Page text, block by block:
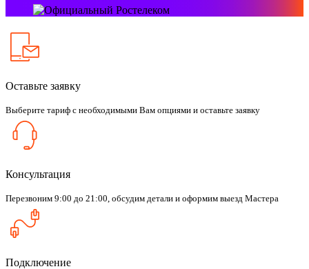
Оставьте заявку
Выберите тариф с необходимыми Вам опциями и оставьте заявку
Консультация
Перезвоним 9:00 до 21:00, обсудим детали и оформим выезд Мастера
Подключение